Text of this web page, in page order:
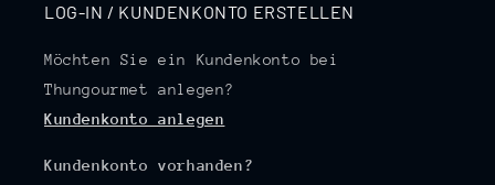
LOG-IN / KUNDENKONTO ERSTELLEN
Möchten Sie ein Kundenkonto bei
Thungourmet anlegen?
Kundenkonto anlegen
Kundenkonto vorhanden?